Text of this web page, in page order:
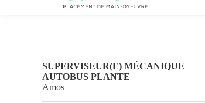
SUPERVISEUR(E) MÉCANIQUE
AUTOBUS PLANTE
Amos